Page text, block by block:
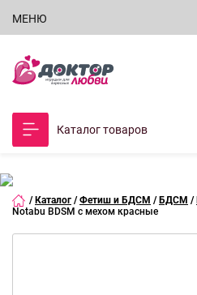
МЕНЮ
Каталог товаров
/ Каталог / Фетиш и БДСМ / БДСМ /
Notabu BDSM с мехом красные